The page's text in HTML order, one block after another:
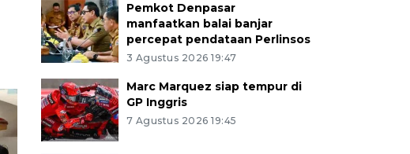
Pemkot Denpasar
manfaatkan balai banjar
percepat pendataan Perlinsos
3 Agustus 2026 19:47
Marc Marquez siap tempur di
GP Inggris
7 Agustus 2026 19:45